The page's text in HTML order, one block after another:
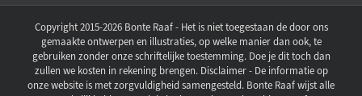
Copyright 2015-2026 Bonte Raaf - Het is niet toegestaan de door ons
gemaakte ontwerpen en illustraties, op welke manier dan ook, te
gebruiken zonder onze schriftelijke toestemming. Doe je dit toch dan
zullen we kosten in rekening brengen. Disclaimer - De informatie op
onze website is met zorgvuldigheid samengesteld. Bonte Raaf wijst alle